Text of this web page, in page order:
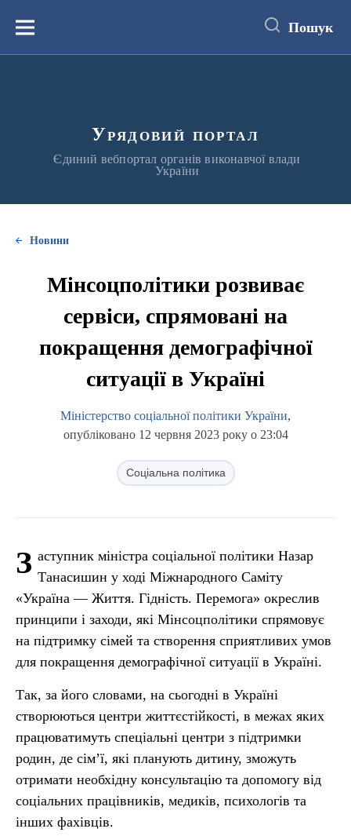
вмістуМеню Пошук
Урядовий портал
Єдиний вебпортал органів виконавчої влади
України
Новини
Мінсоцполітики розвиває
сервіси, спрямовані на
покращення демографічної
ситуації в Україні
Міністерство соціальної політики України,
опубліковано 12 червня 2023 року о 23:04
Соціальна політика
З аступник міністра соціальної політики Назар
Танасишин у ході Міжнародного Саміту
«Україна — Життя. Гідність. Перемога» окреслив
принципи і заходи, які Мінсоцполітики спрямовує
на підтримку сімей та створення сприятливих умов
для покращення демографічної ситуації в Україні.
Так, за його словами, на сьогодні в Україні
створюються центри життєстійкості, в межах яких
працюватимуть спеціальні центри з підтримки
родин, де сім’ї, які планують дитину, зможуть
отримати необхідну консультацію та допомогу від
соціальних працівників, медиків, психологів та
інших фахівців.